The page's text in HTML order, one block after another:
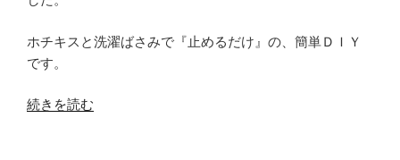
ホチキスと洗濯ばさみで『止めるだけ』の、簡単ＤＩＹ
です。
“プ
続きを読む